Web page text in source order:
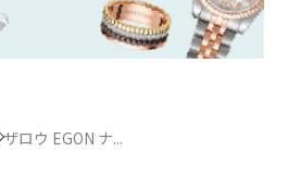
ザロウ EGON ナ...